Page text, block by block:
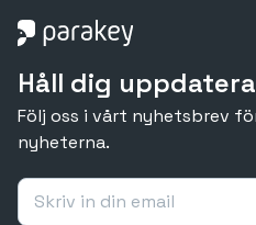
Håll dig
Följ oss i vårt nyhetsbrev
nyheterna.